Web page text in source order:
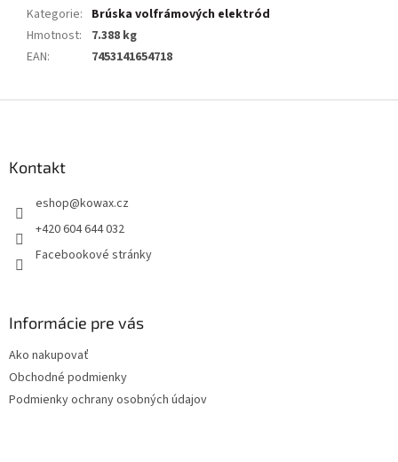
Kategorie: Brúska volfrámových elektród
Hmotnost:
7.388 kg
EAN: 7453141654718
Kontakt
eshop@kowax.cz
+420 604 644 032
Facebookové stránky
Informácie pre vás
Ako nakupovať
Obchodné podmienky
Podmienky ochrany osobných údajov